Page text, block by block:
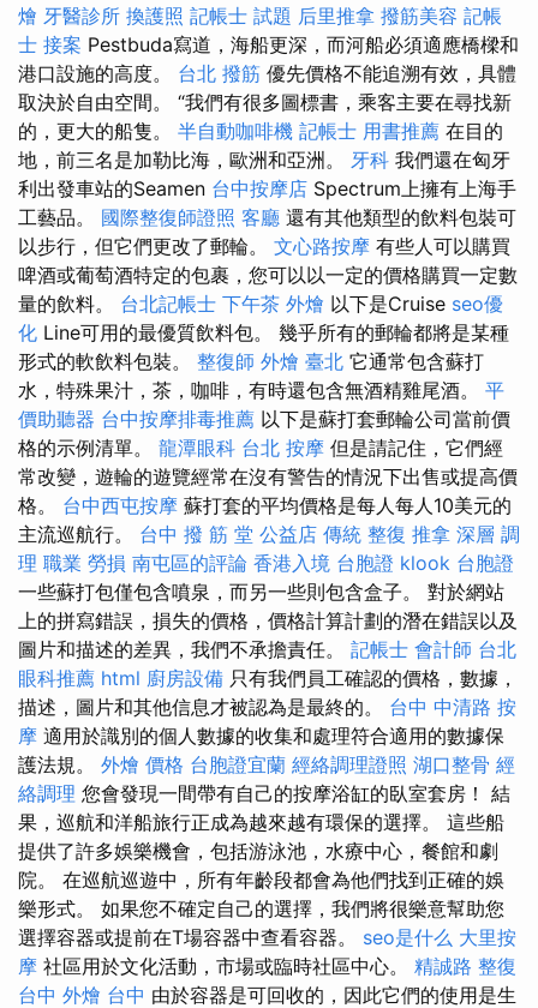
燴 牙醫診所 換護照 記帳士 試題 后里推拿 撥筋美容 記帳
士 接案 Pestbuda寫道，海船更深，而河船必須適應橋樑和
港口設施的高度。 台北 撥筋 優先價格不能追溯有效，具體
取決於自由空間。 “我們有很多圖標書，乘客主要在尋找新
的，更大的船隻。 半自動咖啡機 記帳士 用書推薦 在目的
地，前三名是加勒比海，歐洲和亞洲。 牙科 我們還在匈牙
利出發車站的Seamen 台中按摩店 Spectrum上擁有上海手
工藝品。 國際整復師證照 客廳 還有其他類型的飲料包裝可
以步行，但它們更改了郵輪。 文心路按摩 有些人可以購買
啤酒或葡萄酒特定的包裹，您可以以一定的價格購買一定數
量的飲料。 台北記帳士 下午茶 外燴 以下是Cruise seo優
化 Line可用的最優質飲料包。 幾乎所有的郵輪都將是某種
形式的軟飲料包裝。 整復師 外燴 臺北 它通常包含蘇打
水，特殊果汁，茶，咖啡，有時還包含無酒精雞尾酒。 平
價助聽器 台中按摩排毒推薦 以下是蘇打套郵輪公司當前價
格的示例清單。 龍潭眼科 台北 按摩 但是請記住，它們經
常改變，遊輪的遊覽經常在沒有警告的情況下出售或提高價
格。 台中西屯按摩 蘇打套的平均價格是每人每人10美元的
主流巡航行。 台中 撥 筋 堂 公益店 傳統 整復 推拿 深層 調
理 職業 勞損 南屯區的評論 香港入境 台胞證 klook 台胞證
一些蘇打包僅包含噴泉，而另一些則包含盒子。 對於網站
上的拼寫錯誤，損失的價格，價格計算計劃的潛在錯誤以及
圖片和描述的差異，我們不承擔責任。 記帳士 會計師 台北
眼科推薦 html 廚房設備 只有我們員工確認的價格，數據，
描述，圖片和其他信息才被認為是最終的。 台中 中清路 按
摩 適用於識別的個人數據的收集和處理符合適用的數據保
護法規。 外燴 價格 台胞證宜蘭 經絡調理證照 湖口整骨 經
絡調理 您會發現一間帶有自己的按摩浴缸的臥室套房！ 結
果，巡航和洋船旅行正成為越來越有環保的選擇。 這些船
提供了許多娛樂機會，包括游泳池，水療中心，餐館和劇
院。 在巡航巡遊中，所有年齡段都會為他們找到正確的娛
樂形式。 如果您不確定自己的選擇，我們將很樂意幫助您
選擇容器或提前在T場容器中查看容器。 seo是什么 大里按
摩 社區用於文化活動，市場或臨時社區中心。 精誠路 整復
台中 外燴 台中 由於容器是可回收的，因此它們的使用是生